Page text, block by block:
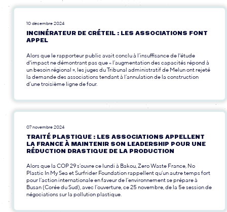
10 décembre 2024
INCINÉRATEUR DE CRÉTEIL : LES ASSOCIATIONS FONT
APPEL
Alors que le rapporteur public avait conclu à l’insuffisance de l'étude
d'impact ne démontrant pas que « l’augmentation des capacités répond à
un besoin régional », les juges du Tribunal administratif de Melun ont rejeté
la demande des associations tendant à l’annulation de la construction
d’une troisième ligne de four.
07 novembre 2024
TRAITÉ PLASTIQUE : LES ASSOCIATIONS APPELLENT
LA FRANCE À MAINTENIR SON LEADERSHIP POUR UNE
RÉDUCTION DRASTIQUE DE LA PRODUCTION
Alors que la COP 29 s’ouvre ce lundi à Bakou, Zero Waste France, No
Plastic In My Sea et Surfrider Foundation rappellent qu’un autre temps fort
pour l’action internationale en faveur de l’environnement se prépare à
Busan (Corée du Sud), avec l’ouverture, ce 25 novembre, de la 5e session de
négociations sur la pollution plastique.